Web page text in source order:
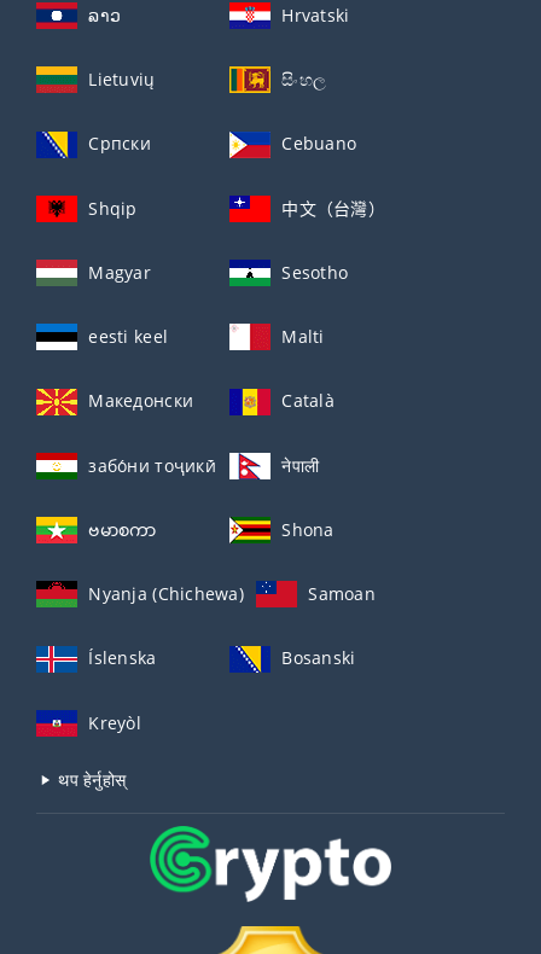
ລາວ Hrvatski
Lietuvių සිංහල
Српски Cebuano
Shqip 中文（台灣）
Magyar Sesotho
eesti keel Malti
Македонски Català
забо́ни тоҷикӣ́ नेपाली
ဗမာစကာ Shona
Nyanja (Chichewa) Samoan
Íslenska Bosanski
Kreyòl
थप हेर्नुहोस्